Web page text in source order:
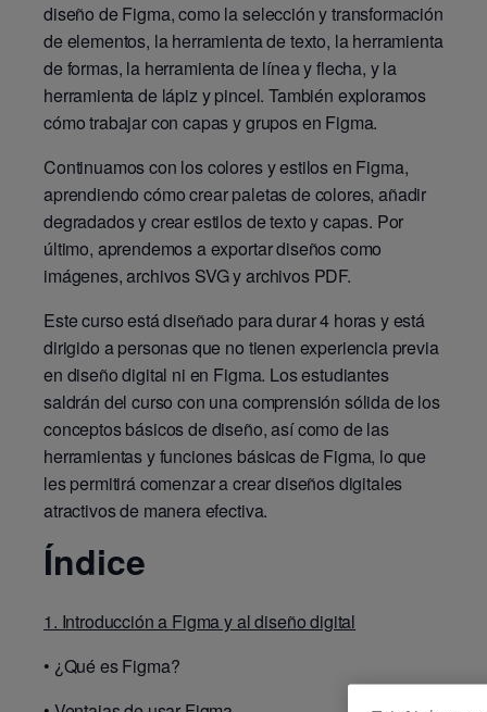
diseño de Figma, como la selección y transformación
de elementos, la herramienta de texto, la herramienta
de formas, la herramienta de línea y flecha, y la
herramienta de lápiz y pincel. También exploramos
cómo trabajar con capas y grupos en Figma.
Continuamos con los colores y estilos en Figma,
aprendiendo cómo crear paletas de colores, añadir
degradados y crear estilos de texto y capas. Por
último, aprendemos a exportar diseños como
imágenes, archivos SVG y archivos PDF.
Este curso está diseñado para durar 4 horas y está
dirigido a personas que no tienen experiencia previa
en diseño digital ni en Figma. Los estudiantes
saldrán del curso con una comprensión sólida de los
conceptos básicos de diseño, así como de las
herramientas y funciones básicas de Figma, lo que
les permitirá comenzar a crear diseños digitales
atractivos de manera efectiva.
Índice
1. Introducción a Figma y al diseño digital
• ¿Qué es Figma?